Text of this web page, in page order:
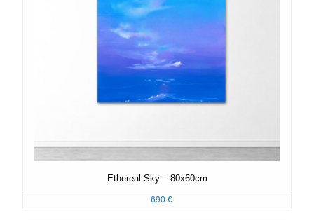
Ethereal Sky – 80x60cm
690 €